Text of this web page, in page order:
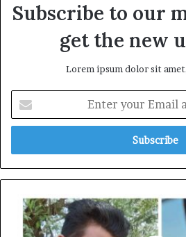
Subscribe to our
get the new
Lorem ipsum dolor sit
your
Email
সন্দ্বীপে
দফা